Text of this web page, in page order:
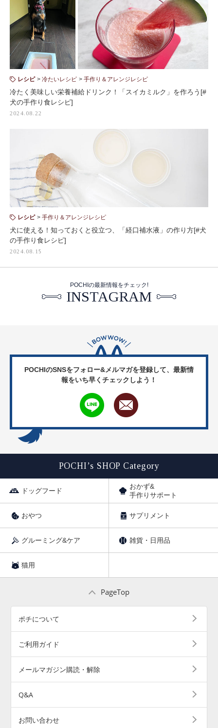
レシピ 冷たいレシピ 手作り＆アレンジレシピ
冷たく美味しい栄養補給ドリンク！「スイカミルク」を作ろう[#
犬の手作り食レシピ]
2024.08.22
レシピ 手作り＆アレンジレシピ
犬に使える！知っておくと役立つ、「経口補水液」の作り方[#犬
の手作り食レシピ]
2024.08.15
POCHIの最新情報をチェック!
INSTAGRAM
POCHIのSNSをフォロー&メルマガを登録して、 最新情
報をいち早くチェックしよう！
POCHI’s SHOP Category
ドッグフード
おかず&
手作りサポート
おやつ サプリメント
グルーミング&ケア 雑貨・日用品
猫用
PageTop
ポチについて
ご利用ガイド
メールマガジン購読・解除
Q&A
お問い合わせ